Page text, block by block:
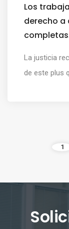
Los
derecho a
La justicia
de este plus
1